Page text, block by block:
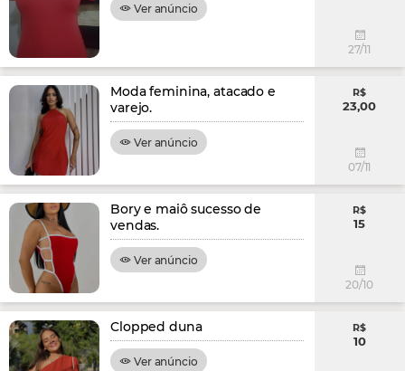
Ver anúncio
27/11
Moda feminina, atacado e
varejo.
Ver anúncio
R$
23,00
07/11
Bory e maiô sucesso de
vendas.
Ver anúncio
R$
15
20/10
Clopped duna
Ver anúncio
R$
10